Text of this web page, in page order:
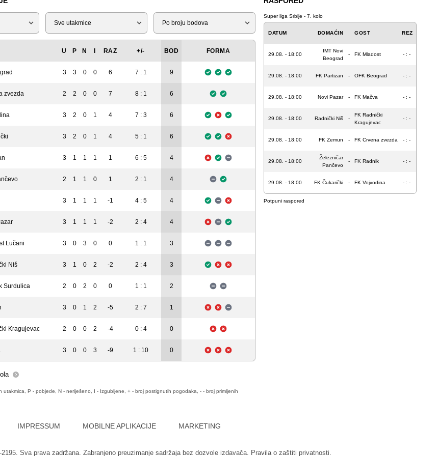
Tip Liga
U P N RAZ +/- BOD FORMA
3 3 0 0 6 7 : 1 9
zvezda 2 2 0 0 7 8 : 1 6
3 2 0 1 4 7 : 3 6
3 2 0 1 4 5 : 1 6
3 1 1 1 1 6 : 5 4
2 1 1 0 1 2 : 1 4
3 1 1 1 -1 4 : 5 4
3 1 1 1 -2 2 : 4 4
Lučani 3 0 3 0 0 1 : 1 3
Niš 3 1 0 2 -2 2 : 4 3
Surdulica 2 0 2 0 0 1 : 1 2
3 0 1 2 -5 2 : 7 1
Kragujevac 2 0 0 2 -4 0 : 4 0
3 0 0 3 -9 1 : 10 0
utakmica, P - pobjede, N - neriješeno, I - Izgubljene, + - broj postignutih pogodaka, - - broj primljenih
Super liga Srbije - 7. kolo
DATUM DOMAĆIN GOST REZ
29.08. - 18:00
IMT Novi
Beograd
- FK Mladost - : -
29.08. - 18:00 FK Partizan - OFK Beograd - : -
29.08. - 18:00 Novi Pazar - FK Mačva - : -
29.08. - 18:00 Radnički Niš -
FK Radnički
Kragujevac
- : -
29.08. - 18:00 FK Zemun - FK Crvena zvezda - : -
29.08. - 18:00
Železničar
Pančevo
- FK Radnik - : -
29.08. - 18:00 FK Čukarički - FK Vojvodina - : -
Potpuni raspored
IMPRESSUM MOBILNE APLIKACIJE MARKETING
Sva prava zadržana. Zabranjeno preuzimanje sadržaja bez dozvole izdavača. Pravila o zaštiti privatnosti.